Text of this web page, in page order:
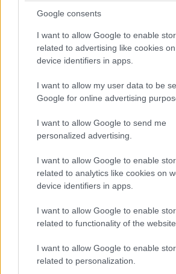
Google consents
I want to allow Google to enable
related to advertising like cookies
device identifiers in apps.
I want to allow my user data to be
Google for online advertising
I want to allow Google to send me
personalized advertising.
I want to allow Google to enable
related to analytics like cookies on
device identifiers in apps.
I want to allow Google to enable
related to functionality of the
I want to allow Google to enable
related to personalization.
Folytatódik az Egyesült Államok
közti háború. A legújabb hírek
Államok arra akarja
lapkagyártókat, így például a
kormányzati engedélyért
Huawei-jel üzletelnének. Ez azt
Egyesült Államok blokkolhatná a
Az új rendelkezés
egy amerikai központú cég
részt a lapkagyártók és a Huawei
gyártónak is az Egyesült Államok
folyamodnia.